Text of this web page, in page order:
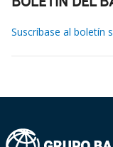
BOLETÍN DEL
Suscríbase al boletín